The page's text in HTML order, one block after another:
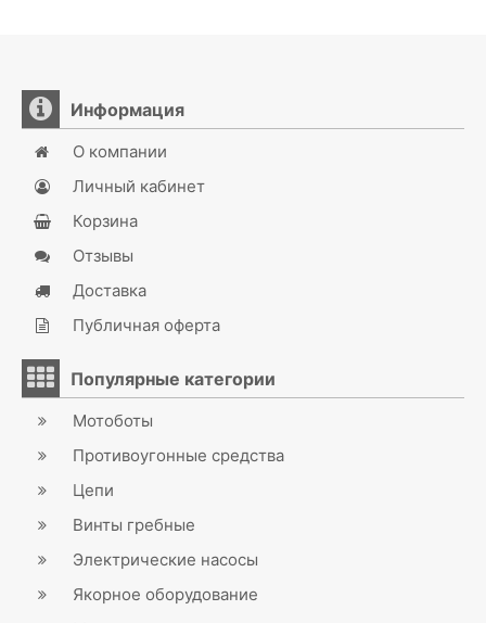
Информация
О компании
Личный кабинет
Корзина
Отзывы
Доставка
Публичная оферта
Популярные категории
Мотоботы
Противоугонные средства
Цепи
Винты гребные
Электрические насосы
Якорное оборудование